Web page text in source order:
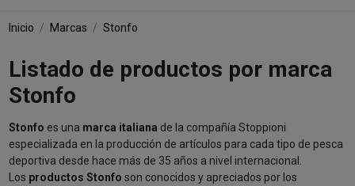
Inicio Marcas Stonfo
Listado de productos por marca
Stonfo
Stonfo es una marca italiana de la compañía Stoppioni
especializada en la producción de artículos para cada tipo de pesca
deportiva desde hace más de 35 años a nivel internacional.
Los productos Stonfo son conocidos y apreciados por los